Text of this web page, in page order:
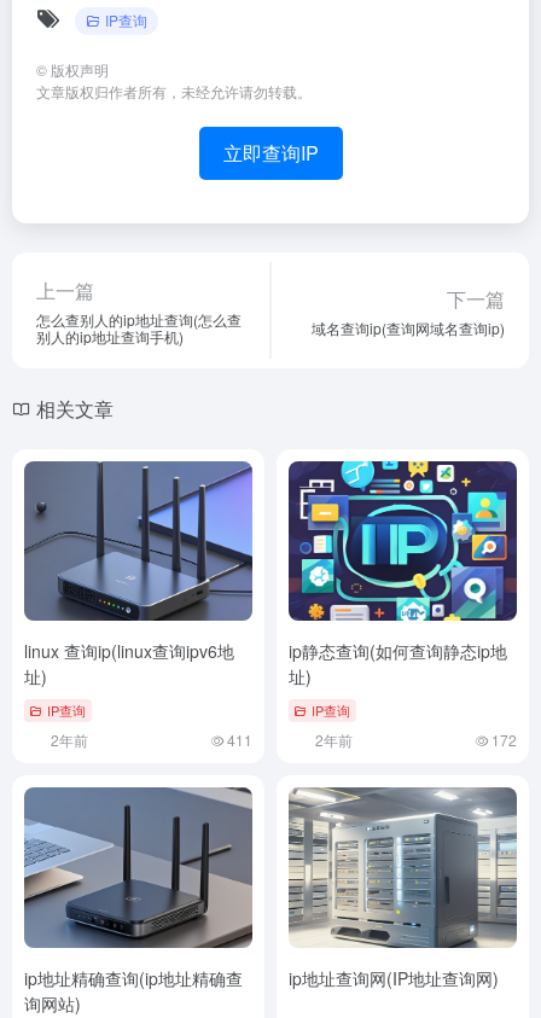
IP查询
© 版权声明
文章版权归作者所有，未经允许请勿转载。
立即查询IP
上一篇
怎么查别人的ip地址查询(怎么查
别人的ip地址查询手机)
下一篇
域名查询ip(查询网域名查询ip)
相关文章
linux 查询ip(linux查询ipv6地
址)
IP查询
2年前 411
ip静态查询(如何查询静态ip地
址)
IP查询
2年前 172
ip地址精确查询(ip地址精确查
询网站)
ip地址查询网(IP地址查询网)